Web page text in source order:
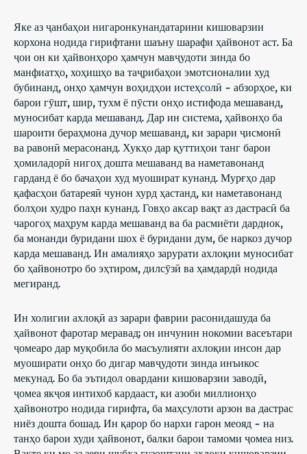
Яке аз ҷанбаҳои нигаронкунандатарини кишоварзии
корхона нодида гирифтани шаъну шарафи ҳайвонот аст. Ба
ҷои он ки ҳайвонҳоро ҳамчун мавҷудоти зинда бо
манфиатҳо, хоҳишҳо ва таҷрибаҳои эмотсионалии худ
бубинанд, онҳо ҳамчун воҳидҳои истеҳсолӣ - абзорҳое, ки
барои гӯшт, шир, тухм ё пӯсти онҳо истифода мешаванд,
муносибат карда мешаванд. Дар ин система, ҳайвонҳо ба
шароити бераҳмона дучор мешаванд, ки зарари ҷисмонӣ
ва равонӣ мерасонанд. Хукҳо дар қуттиҳои танг барои
ҳомиладорӣ нигоҳ дошта мешаванд ва наметавонанд
гарданд ё бо бачаҳои худ муошират кунанд. Мурғҳо дар
қафасҳои батареяӣ чунон хурд ҳастанд, ки наметавонанд
болҳои худро паҳн кунанд. Говҳо аксар вақт аз дастрасӣ ба
чарогоҳ маҳрум карда мешаванд ва ба расмиёти дарднок,
ба монанди буридани шох ё буридани дум, бе наркоз дучор
карда мешаванд. Ин амалияҳо зарурати ахлоқии муносибат
бо ҳайвонотро бо эҳтиром, дилсӯзӣ ва ҳамдардӣ нодида
мегиранд.
Ин холигии ахлоқӣ аз зарари фаврии расонидашуда ба
ҳайвонот фаротар меравад; он инчунин нокомии васеътари
ҷомеаро дар муқобила бо масъулияти ахлоқии инсон дар
муоширати онҳо бо дигар мавҷудоти зинда инъикос
мекунад. Бо ба эътидол овардани кишоварзии заводӣ,
ҷомеа якҷоя интихоб кардааст, ки азоби миллионҳо
ҳайвонотро нодида гирифта, ба маҳсулоти арзон ва дастрас
ниёз дошта бошад. Ин қарор бо нархи гарон меояд - на
танҳо барои худи ҳайвонот, балки барои тамоми ҷомеа низ.